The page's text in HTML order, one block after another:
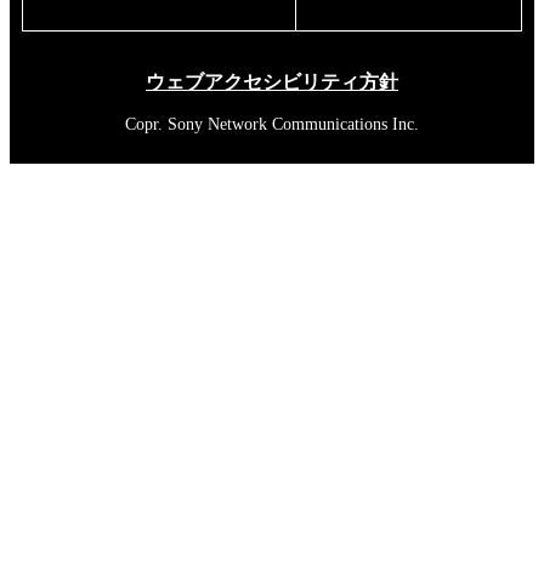
ウェブアクセシビリティ方針
Copr. Sony Network Communications Inc.